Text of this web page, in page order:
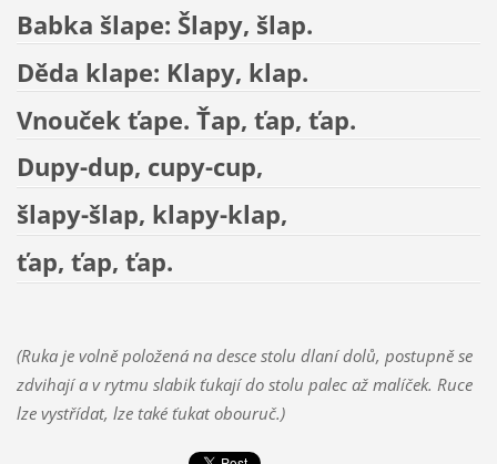
Babka šlape: Šlapy, šlap.
Děda klape: Klapy, klap.
Vnouček ťape. Ťap, ťap, ťap.
Dupy-dup, cupy-cup,
šlapy-šlap, klapy-klap,
ťap, ťap, ťap.
(Ruka je volně položená na desce stolu dlaní dolů, postupně se
zdvihají a v rytmu slabik ťukají do stolu palec až malíček. Ruce
lze vystřídat, lze také ťukat obouruč.)